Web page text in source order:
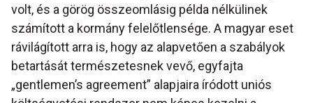
volt, és a görög összeomlásig példa nélkülinek
számított a kormány felelőtlensége. A magyar eset
rávilágított arra is, hogy az alapvetően a szabályok
betartását természetesnek vevő, egyfajta
„gentlemen’s agreement” alapjaira íródott uniós